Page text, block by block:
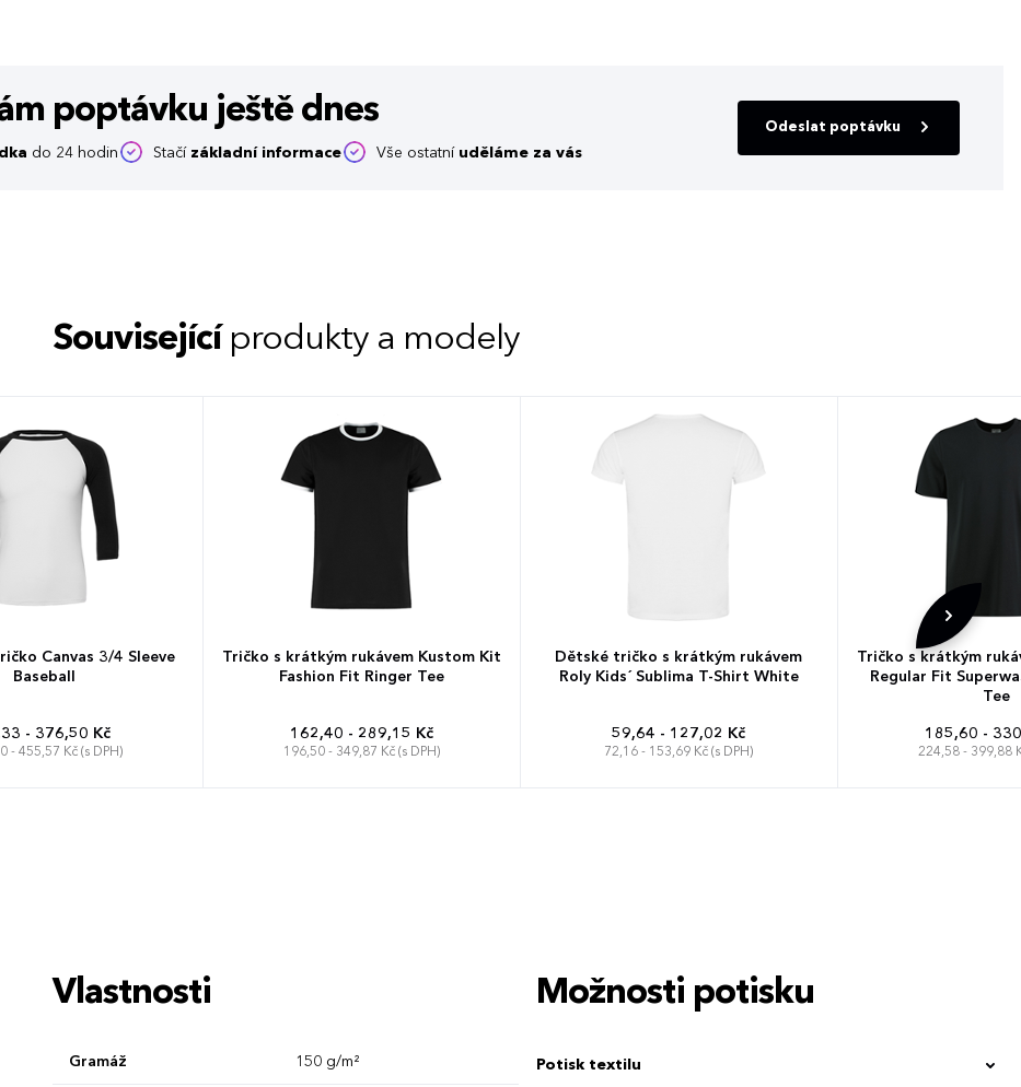
poptávku ještě dnes
do 24 hodin Stačí základní informace Vše ostatní uděláme za vás
Odeslat poptávku
Související produkty a modely
Canvas 3/4 Sleeve
Baseball
- 376,50 Kč
- 455,57 Kč (s DPH)
Tričko s krátkým rukávem Kustom Kit
Fashion Fit Ringer Tee
162,40 - 289,15 Kč
196,50 - 349,87 Kč (s DPH)
Dětské tričko s krátkým rukávem
Roly Kids´ Sublima T-Shirt White
59,64 - 127,02 Kč
72,16 - 153,69 Kč (s DPH)
Tričko s krátkým
Regular Fit
Tee
185,60 -
224,58 - 399,88
Vlastnosti
Gramáž 150 g/m²
Možnosti potisku
Potisk textilu